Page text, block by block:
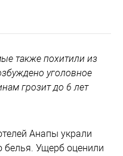
также похитили из
уголовное
грозит до 6 лет
Анапы украли
белья. Ущерб оценили